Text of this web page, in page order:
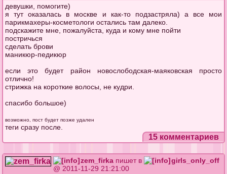
девушки, помогите)
я тут оказалась в москве и как-то подзастряла) а все мои
парикмахеры-косметологи остались там далеко.
подскажите мне, пожалуйста, куда и кому мне пойти
постричься
сделать брови
маникюр-педикюр
если это будет район новослободская-маяковская просто
отлично!
стрижка на короткие волосы, не кудри.
спасибо большое)
возможно, пост будет позже удален
теги сразу после.
15 комментариев
zem_firka пишет в
girls_only_off
@ 2011-11-29 21:21:00